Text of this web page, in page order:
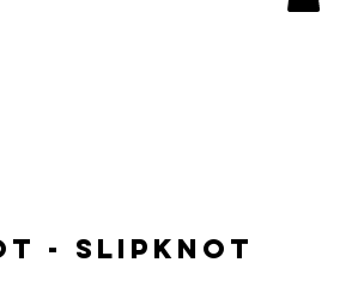
- Slipknot